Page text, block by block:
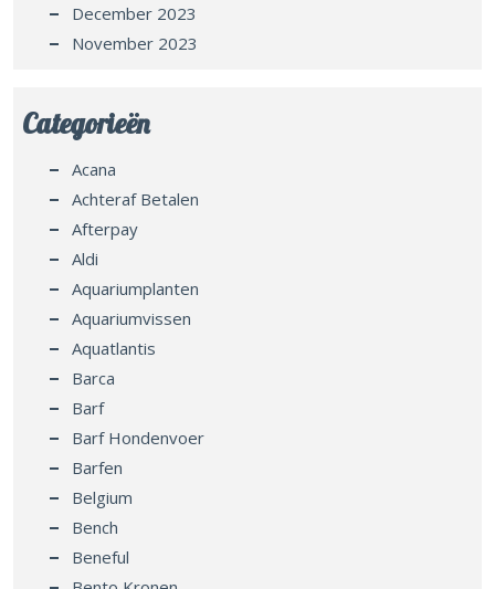
December 2023
November 2023
Categorieën
Acana
Achteraf Betalen
Afterpay
Aldi
Aquariumplanten
Aquariumvissen
Aquatlantis
Barca
Barf
Barf Hondenvoer
Barfen
Belgium
Bench
Beneful